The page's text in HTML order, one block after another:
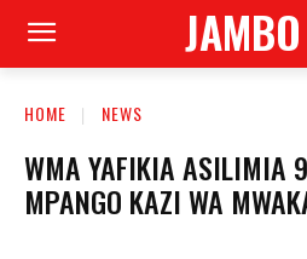
HOME NEWS
WMA YAFIKIA ASILIMIA
MPANGO KAZI WA